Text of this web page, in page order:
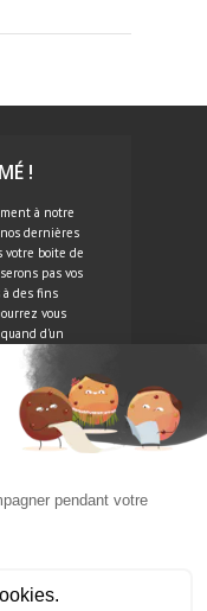
!
à notre
dernières
votre boite de
pas vos
des fins
vous
d'un